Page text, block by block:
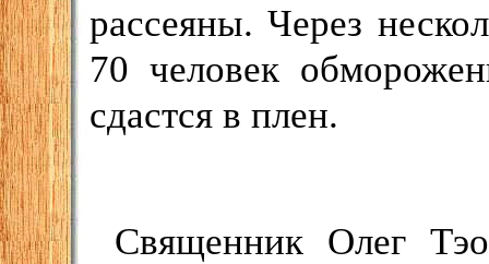
рассеяны. Через
70 человек
сдастся в плен.
Священник Олег